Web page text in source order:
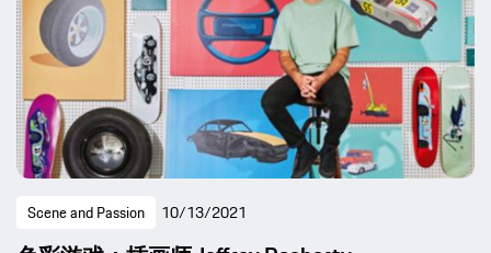
Scene and Passion 10/13/2021